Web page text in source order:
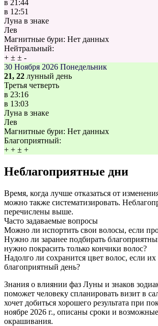
в 21:44
в 12:51
Луна в знаке
Лев
Магнитные бури: Нет данных
Нейтральный:
+ ± ± -
30 Ноября 2026 Понедельник
21, 22 лунный день
Третья четверть
в 23:16
в 13:03
Луна в знаке
Лев
Магнитные бури: Нет данных
Благоприятный:
+ + ± +
Неблагоприятные дни
Время, когда лучше отказаться от
можно также систематизировать.
перечислены выше.
Часто задаваемые вопросы
Можно ли испортить свои волосы, если
Нужно ли заранее подбирать
нужно покрасить только кончики волос?
Надолго ли сохранится цвет волос, если их
благоприятный день?
Знания о влиянии фаз Луны и знаков
поможет человеку спланировать визит в
хочет добиться хорошего результата при
ноябре 2026 г., описаны сроки и
окрашивания.